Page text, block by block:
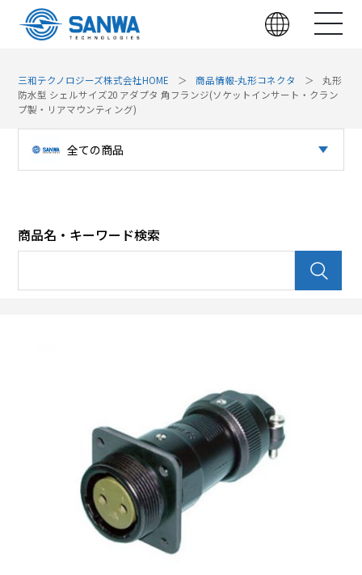
三和テクノロジーズ株式会社HOME 商品情報-丸形コネクタ
丸形
防水型 シェルサイズ20 アダプタ 角フランジ(ソケットインサート・クラン
プ製・リアマウンティング)
全ての商品
パッチパネル（光）
丸形コネクタ
全ての商品
商品名・キーワード検索